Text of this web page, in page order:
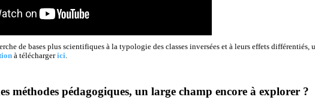
de bases plus scientifiques à la typologie des classes inversées et à leurs effets différentiés,
à téléchargerici.
méthodes pédagogiques, un large champ encore à explorer ?